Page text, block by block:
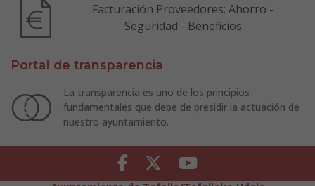
Facturación Proveedores: Ahorro -
Seguridad - Beneficios
Portal de transparencia
La transparencia es uno de los principios
fundamentales que debe de presidir la actuación de
nuestro ayuntamiento.
Facebook Twitter Youtube